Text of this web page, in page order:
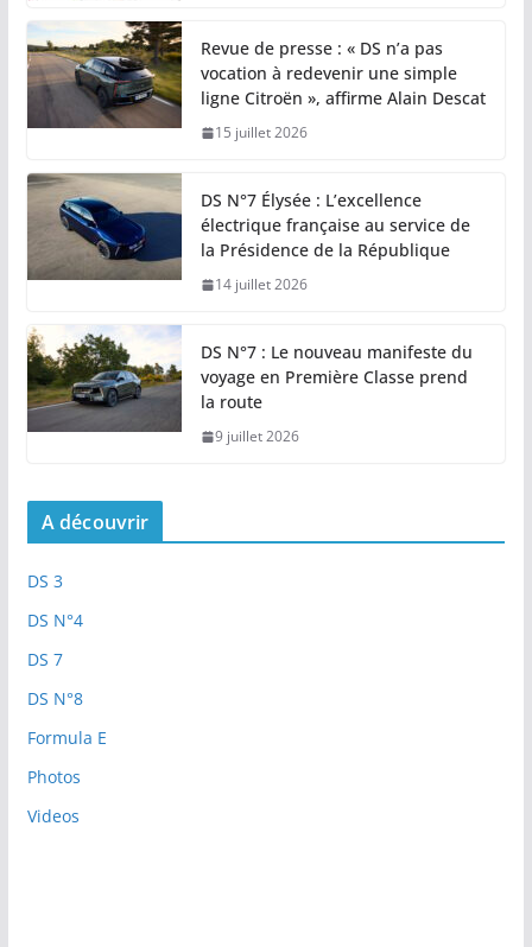
Revue de presse : « DS n’a pas
vocation à redevenir une simple
ligne Citroën », affirme Alain Descat
15 juillet 2026
DS N°7 Élysée : L’excellence
électrique française au service de
la Présidence de la République
14 juillet 2026
DS N°7 : Le nouveau manifeste du
voyage en Première Classe prend
la route
9 juillet 2026
A découvrir
DS 3
DS N°4
DS 7
DS N°8
Formula E
Photos
Videos